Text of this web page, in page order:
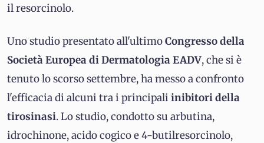
il resorcinolo.
Uno studio presentato all'ultimoCongresso della
Società Europea di Dermatologia EADV, che si è
tenuto lo scorso settembre, ha messo a confronto
l'efficacia di alcuni tra i principali inibitori della
tirosinasi. Lo studio, condotto su arbutina,
idrochinone, acido cogico e 4-butilresorcinolo,